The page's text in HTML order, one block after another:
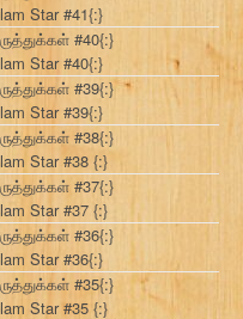
Star #41{:}
#40{:}
Star #40{:}
#39{:}
Star #39{:}
#38{:}
Star #38 {:}
#37{:}
Star #37 {:}
#36{:}
Star #36{:}
#35{:}
Star #35 {:}